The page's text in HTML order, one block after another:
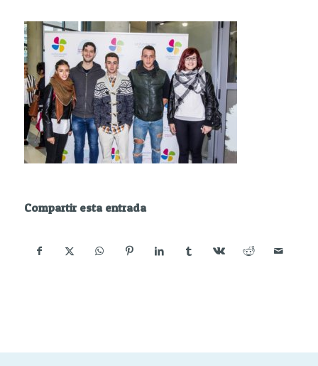
Compartir esta entrada